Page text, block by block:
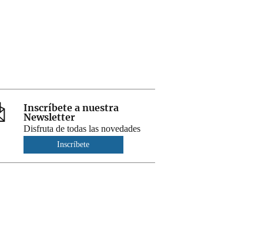
Inscríbete a nuestra
Newsletter
Disfruta de todas las novedades
Inscríbete